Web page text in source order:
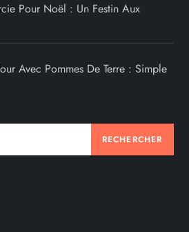
Pour Noël : Un Festin Aux
Avec Pommes De Terre : Simple